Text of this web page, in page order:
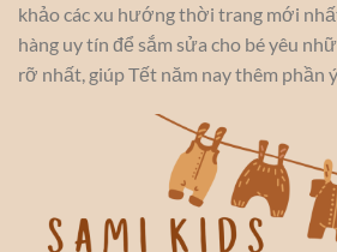
khảo các xu hướng thời trang mới
hàng uy tín để sắm sửa cho bé yêu
rỡ nhất, giúp Tết năm nay thêm phần